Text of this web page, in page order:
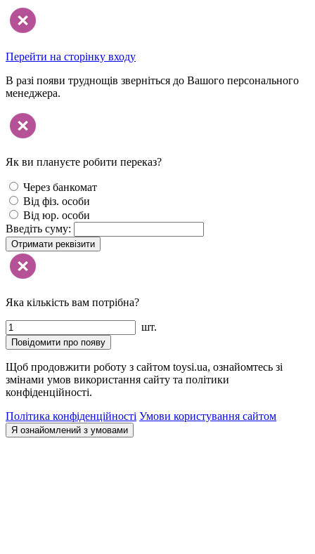
Перейти на сторінку входу
В разі появи труднощів зверніться до Вашого персонального
менеджера.
Як ви плануєте робити переказ?
Через банкомат
Від фіз. особи
Від юр. особи
Введіть суму:
Отримати реквізити
Яка кількість вам потрібна?
шт.
Повідомити про появу
Щоб продовжити роботу з сайтом toysi.ua, ознайомтесь зі
змінами умов використання сайту та політики
конфіденційності.
Політика конфіденційності Умови користування сайтом
Я ознайомлений з умовами